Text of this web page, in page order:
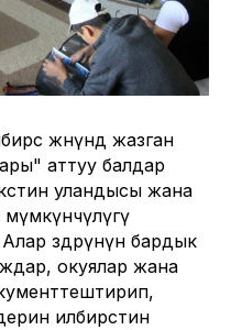
жөнүндө жазган
аттуу балдар
уландысы жана
өздөрүнүн бардык
окуялар жана
илбирстин